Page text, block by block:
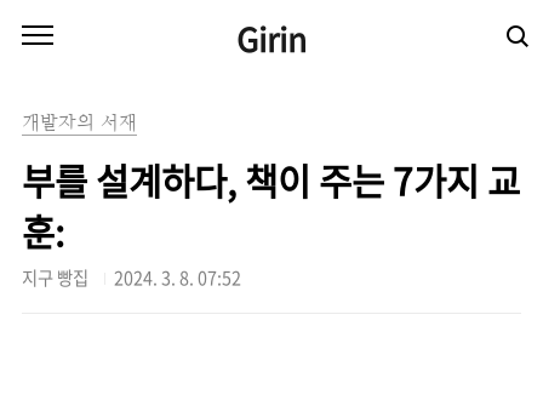
Girin
개발자의 서재
부를 설계하다, 책이 주는 7가지 교
훈:
지구 빵집 2024. 3. 8. 07:52